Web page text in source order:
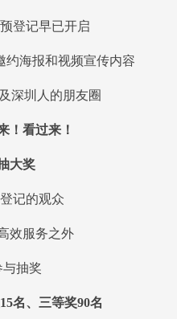
登记早已开启
约海报和视频宣传内容
深圳人的朋友圈
！看过来！
大奖
记的观众
效服务之外
抽奖
名、三等奖90名